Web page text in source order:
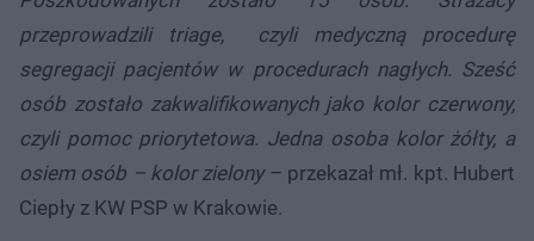
przeprowadzili triage, czyli medyczną procedurę
segregacji pacjentów w procedurach nagłych. Sześć
osób zostało zakwalifikowanych jako kolor czerwony,
czyli pomoc priorytetowa. Jedna osoba kolor żółty, a
osiem osób – kolor zielony– przekazał mł. kpt. Hubert
Ciepły z KW PSP w Krakowie.